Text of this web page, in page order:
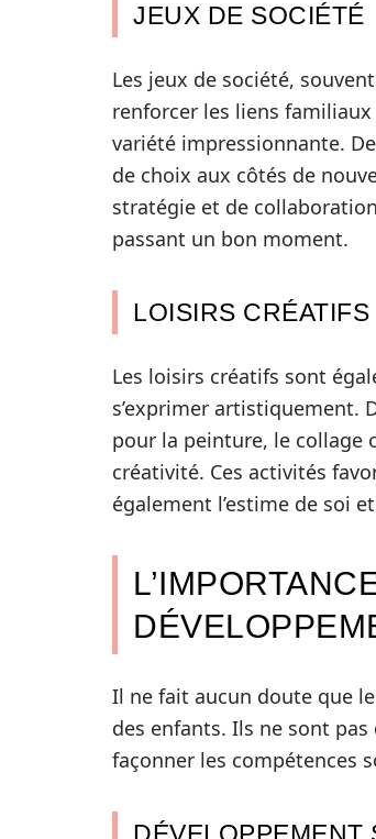
JEUX DE SOCIÉTÉ
Les jeux de société,
renforcer les liens
variété impressionnante.
de choix aux côtés de
stratégie et de
passant un bon moment.
LOISIRS CRÉATIFS
Les loisirs créatifs sont
s’exprimer artistiquement.
pour la peinture, le collage
créativité. Ces activités
également l’estime de soi
Il ne fait aucun doute que
des enfants. Ils ne sont
façonner les compétences